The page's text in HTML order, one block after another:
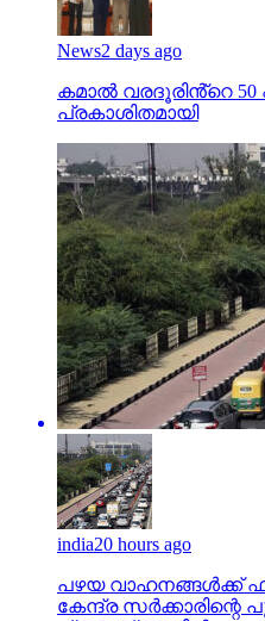
News 2 days ago
കമാൽ വരദൂരിൻ്റെ
പ്രകാശിതമായി
india20 hours ago
പഴയ വാഹനങ്ങള്‍ക്ക്
കേന്ദ്ര സര്‍ക്കാരിന്റെ
പ്രാബല്യത്തില്‍